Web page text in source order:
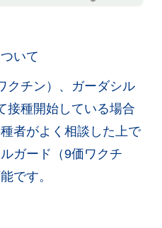
いて
チン）、ガーダシル
接種開始している場合
者がよく相談した上で
ガード（9価ワクチ
です。